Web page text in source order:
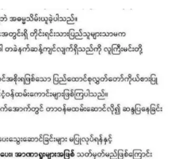
ပ်ပြီး စျေးနှုန်း…